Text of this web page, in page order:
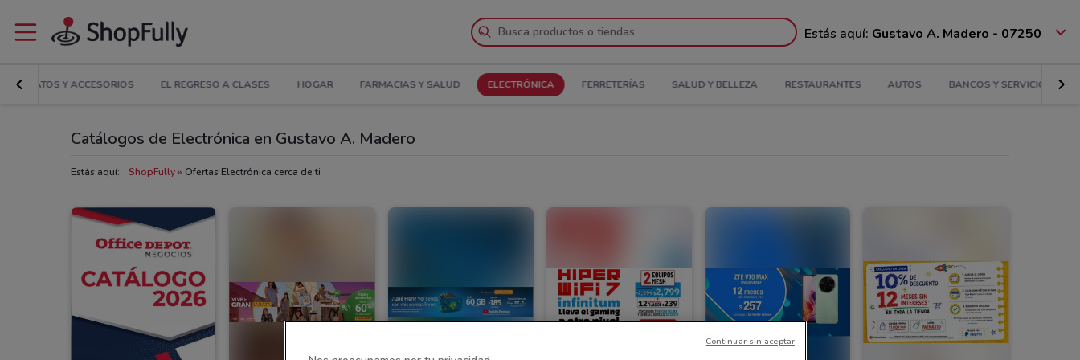
Estás aquí: Gustavo A. Madero - 07250
ZAPATOS Y ACCESORIOS EL REGRESO A CLASES HOGAR FARMACIAS Y SALUD ELECTRÓNICA FERRETERÍAS SALUD Y BELLEZA RESTAURANTES AUTOS BANCOS Y SERVICIOS
Catálogos de Electrónica en Gustavo A. Madero
Estás aquí: ShopFully Ofertas Electrónica cerca de ti
Continuar sin aceptar